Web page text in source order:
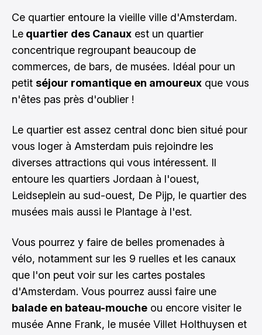
Ce quartier entoure la vieille ville d'Amsterdam.
Le quartier des Canaux est un quartier
concentrique regroupant beaucoup de
commerces, de bars, de musées. Idéal pour un
petit séjour romantique en amoureux que vous
n'êtes pas près d'oublier !
Le quartier est assez central donc bien situé pour
vous loger à Amsterdam puis rejoindre les
diverses attractions qui vous intéressent. Il
entoure les quartiers Jordaan à l'ouest,
Leidseplein au sud-ouest, De Pijp, le quartier des
musées mais aussi le Plantage à l'est.
Vous pourrez y faire de belles promenades à
vélo, notamment sur les 9 ruelles et les canaux
que l'on peut voir sur les cartes postales
d'Amsterdam. Vous pourrez aussi faire une
balade en bateau-mouche ou encore visiter le
musée Anne Frank, le musée Villet Holthuysen et